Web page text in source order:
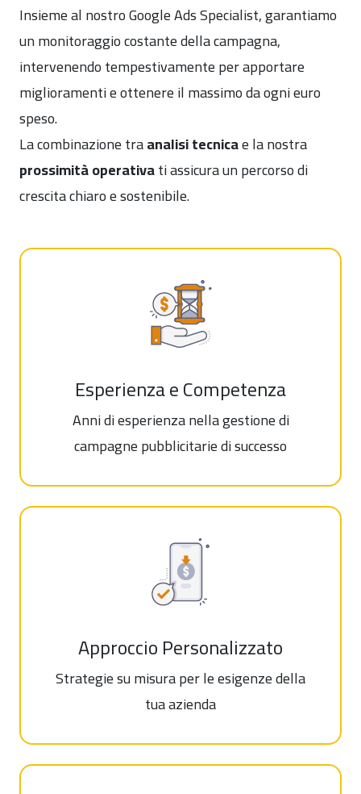
Insieme al nostro Google Ads Specialist, garantiamo
un monitoraggio costante della campagna,
intervenendo tempestivamente per apportare
miglioramenti e ottenere il massimo da ogni euro
speso.
La combinazione traanalisi tecnicae la nostra
prossimità operativati assicura un percorso di
crescita chiaro e sostenibile.
Esperienza e Competenza
Anni di esperienza nella gestione di
campagne pubblicitarie di successo
Approccio Personalizzato
Strategie su misura per le esigenze della
tua azienda